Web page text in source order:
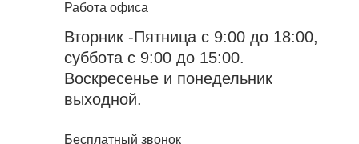
Работа офиса
Вторник -Пятница с 9:00 до 18:00,
суббота с 9:00 до 15:00.
Воскресенье и понедельник
выходной.
Бесплатный звонок